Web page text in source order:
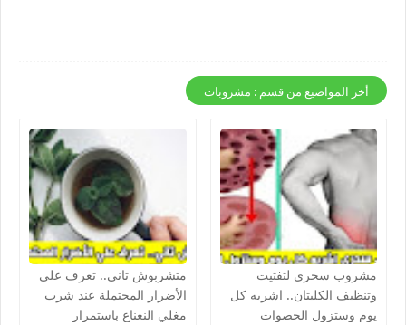
أخر المواضيع من قسم : مشروبات
مشروب سحري لتفتيت
وتنظيف الكليتان.. اشربه كل
يوم وستزول الحصوات
متشربوش تاني.. تعرف علي
الأضرار المحتملة عند شرب
مغلي النعناع باستمرار